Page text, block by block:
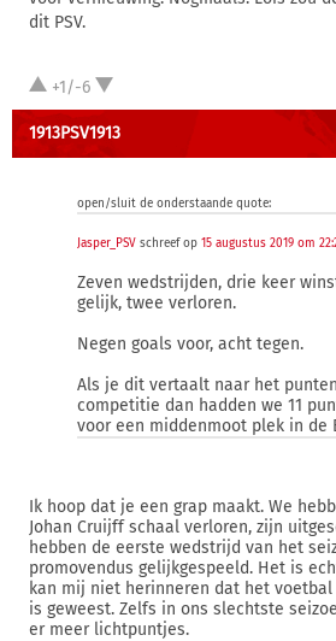
dit PSV.
+1/-6
1913PSV1913
open/sluit de onderstaande quote:
Jasper_PSV schreef op 15 augustus 2019 om
Zeven wedstrijden, drie keer
gelijk, twee verloren.
Negen goals voor, acht tegen.
Als je dit vertaalt naar het
competitie dan hadden we 11
voor een middenmoot plek in de
Ik hoop dat je een grap maakt. We
Johan Cruijff schaal verloren, zijn
hebben de eerste wedstrijd van het
promovendus gelijkgespeeld. Het is
kan mij niet herinneren dat het voetbal
is geweest. Zelfs in ons slechtste
er meer lichtpuntjes.